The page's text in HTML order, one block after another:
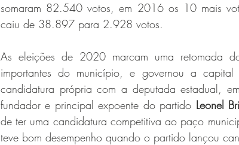
somaram 82.540 votos, em 2016 os 10 mais
caiu de 38.897 para 2.928 votos.
As eleições de 2020 marcam uma retomada
importantes do município, e governou a
candidatura própria com a deputada estadual,
fundador e principal expoente do partido Leonel
de ter uma candidatura competitiva ao paço
teve bom desempenho quando o partido lançou